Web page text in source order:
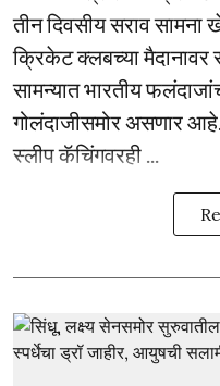
तीन दिवसीय सराव
क्रिकेट क्लबच्या मैदानावर
सामन्यात भारतीय
गोलंदाजीसमोर असणार आहे.
स्लीप कॅचिंगवरही ...